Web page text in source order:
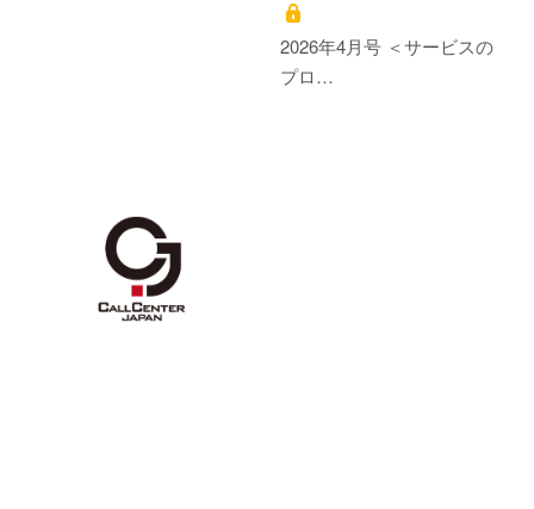
2026年4月号 ＜サービスの
プロ…